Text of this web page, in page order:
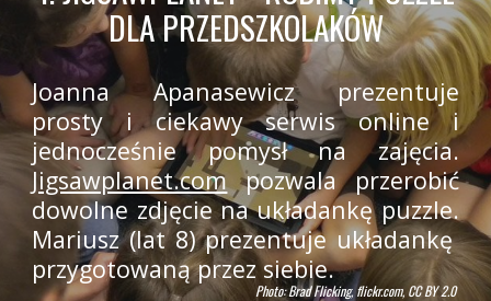
DLA PRZEDSZKOLAKÓW
Joanna Apanasewicz prezentuje
prosty i ciekawy serwis online i
jednocześnie pomysł na zajęcia.
Jigsawplanet.compozwala przerobić
dowolne zdjęcie na układankę puzzle.
Mariusz (lat 8) prezentuje układankę
przygotowaną przez siebie.
Photo: Brad Flicking, flickr.com, CC BY 2.0